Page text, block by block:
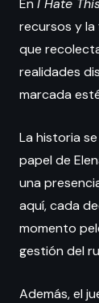
En I Hate
recursos y
que
realidades
marcada
La historia
papel de
una
aquí, cada
momento
gestión del
Además, el